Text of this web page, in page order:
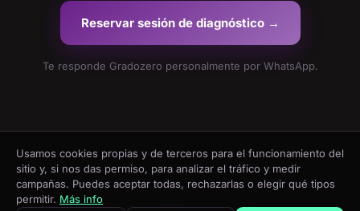
Reservar sesión de diagnóstico →
Te responde Gradozero personalmente por WhatsApp.
© Gradozero · Producción musical y guía de carrera para artistas de
hip-hop que quieren sonar con identidad propia.
Usamos cookies propias y de terceros para el funcionamiento del
sitio y, si nos das permiso, para analizar el tráfico y medir
campañas. Puedes aceptar todas, rechazarlas o elegir qué tipos
permitir. Más info